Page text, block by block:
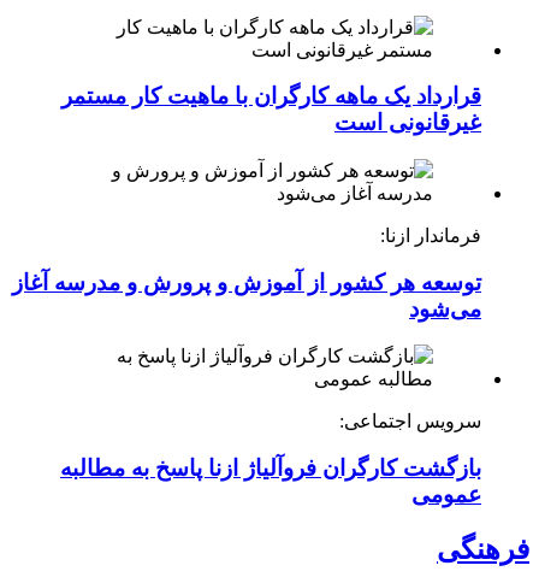
قرارداد یک ماهه کارگران با ماهیت کار مستمر
غیرقانونی است
فرماندار ازنا:
توسعه هر کشور از آموزش و پرورش و مدرسه آغاز
می‌شود
سرویس اجتماعی:
بازگشت کارگران فروآلیاژ ازنا پاسخ به مطالبه
عمومی
فرهنگی